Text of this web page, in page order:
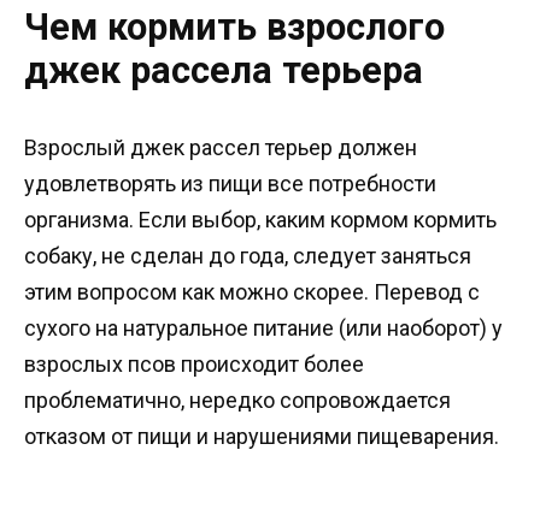
Чем кормить взрослого
джек рассела терьера
Взрослый джек рассел терьер должен
удовлетворять из пищи все потребности
организма. Если выбор, каким кормом кормить
собаку, не сделан до года, следует заняться
этим вопросом как можно скорее. Перевод с
сухого на натуральное питание (или наоборот) у
взрослых псов происходит более
проблематично, нередко сопровождается
отказом от пищи и нарушениями пищеварения.